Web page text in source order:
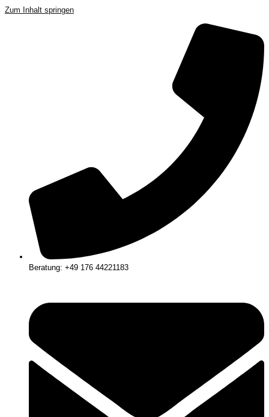
Zum Inhalt springen
Beratung: +49 176 44221183